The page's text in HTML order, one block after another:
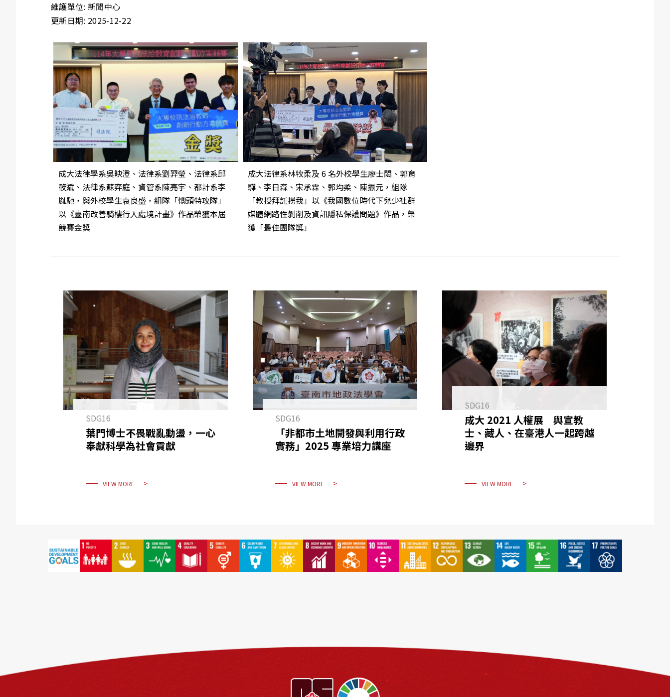
維護單位: 新聞中心
更新日期: 2025-12-22
成大法律學系吳映澄、法律系劉羿瑩、法律系邱
筱斌、法律系蘇弈庭、資管系陳亮宇、都計系李
胤馳，與外校學生袁良盛，組隊「懊頭特攻隊」
以《臺南改善騎樓行人處境計畫》作品榮獲本屆
競賽金獎
成大法律系林牧柔及 6 名外校學生廖士閎、郭育
驊、李日森、宋承霖、郭均柔、陳振元，組隊
「教授拜託撈我」以《我國數位時代下兒少社群
媒體網路性剝削及資訊隱私保護問題》作品，榮
獲「最佳團隊獎」
SDG16
葉門博士不畏戰亂動盪，一心
奉獻科學為社會貢獻
VIEW MORE
SDG16
「非都市土地開發與利用行政
實務」2025 專業培力講座
VIEW MORE
SDG16
成大 2021 人權展 與宣教
士、藏人、在臺港人一起跨越
邊界
VIEW MORE